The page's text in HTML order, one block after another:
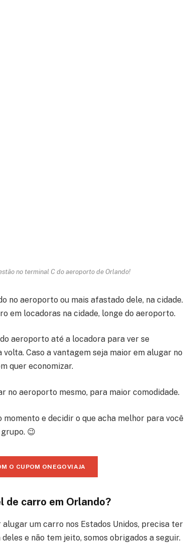
no terminal C do aeroporto de Orlando!
no aeroporto ou mais afastado dele, na cidade.
em locadoras na cidade, longe do aeroporto.
aeroporto até a locadora para ver se
Caso a vantagem seja maior em alugar no
quer economizar.
no aeroporto mesmo, para maior comodidade.
momento e decidir o que acha melhor para você
😉
O CUPOM ONEGOVIAJA
carro em Orlando?
um carro nos Estados Unidos, precisa ter
e não tem jeito, somos obrigados a seguir.